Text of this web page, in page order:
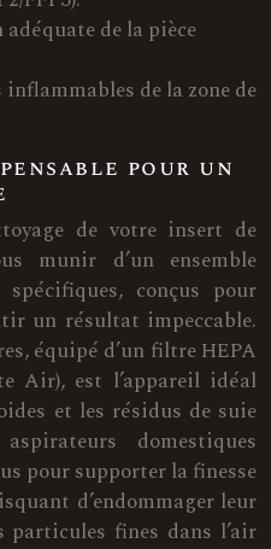
de la pièce
de la zone de
pour un
de votre insert de
munir d’un ensemble
spécifiques, conçus pour
un résultat impeccable.
équipé d’un filtre HEPA
Air), est l’appareil idéal
et les résidus de suie
domestiques
pour supporter la finesse
d’endommager leur
particules fines dans l’air